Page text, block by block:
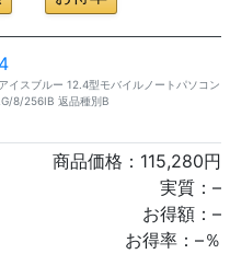
スブルー 12.4型モバイルノートパソコン
8/256IB 返品種別B
商品価格： 115,280円
実質： –
お得額： –
お得率： –％